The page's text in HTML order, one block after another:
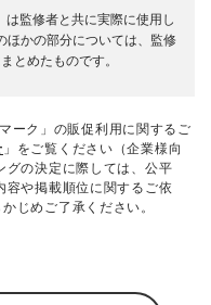
監修者と共に実際に使用し
ほかの部分については、監修
とめたものです。
ーク」の販促利用に関するご
」をご覧ください（企業様向
グの決定に際しては、公平
や掲載順位に関するご依
じめご了承ください。